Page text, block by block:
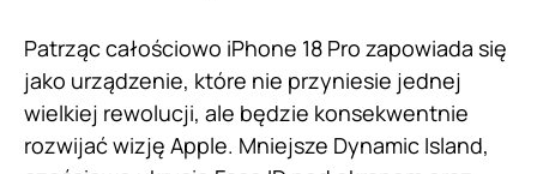
Patrząc całościowo iPhone 18 Pro zapowiada się
jako urządzenie, które nie przyniesie jednej
wielkiej rewolucji, ale będzie konsekwentnie
rozwijać wizję Apple. Mniejsze Dynamic Island,